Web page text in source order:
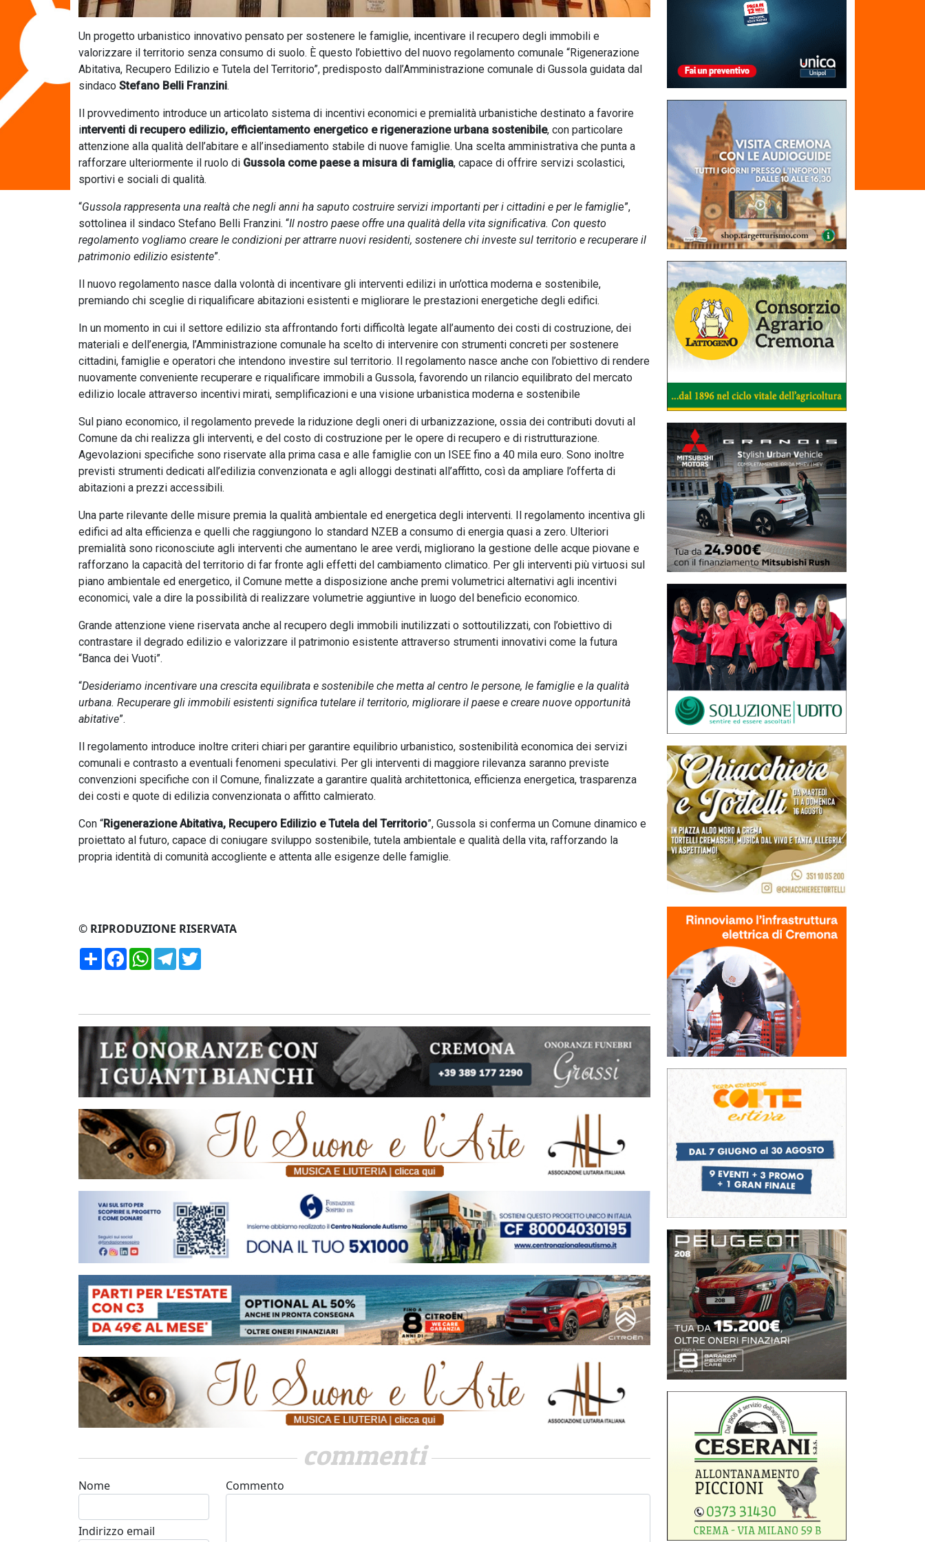
Un progetto urbanistico innovativo pensato per sostenere le famiglie, incentivare il recupero degli immobili e
valorizzare il territorio senza consumo di suolo. È questo l’obiettivo del nuovo regolamento comunale “Rigenerazione
Abitativa, Recupero Edilizio e Tutela del Territorio”, predisposto dall’Amministrazione comunale di Gussola guidata dal
sindaco Stefano Belli Franzini.
Il provvedimento introduce un articolato sistema di incentivi economici e premialità urbanistiche destinato a favorire
interventi di recupero edilizio, efficientamento energetico e rigenerazione urbana sostenibile, con particolare
attenzione alla qualità dell’abitare e all’insediamento stabile di nuove famiglie. Una scelta amministrativa che punta a
rafforzare ulteriormente il ruolo di Gussola come paese a misura di famiglia, capace di offrire servizi scolastici,
sportivi e sociali di qualità.
“Gussola rappresenta una realtà che negli anni ha saputo costruire servizi importanti per i cittadini e per le famiglie”,
sottolinea il sindaco Stefano Belli Franzini. “Il nostro paese offre una qualità della vita significativa. Con questo
regolamento vogliamo creare le condizioni per attrarre nuovi residenti, sostenere chi investe sul territorio e recuperare il
patrimonio edilizio esistente”.
Il nuovo regolamento nasce dalla volontà di incentivare gli interventi edilizi in un’ottica moderna e sostenibile,
premiando chi sceglie di riqualificare abitazioni esistenti e migliorare le prestazioni energetiche degli edifici.
In un momento in cui il settore edilizio sta affrontando forti difficoltà legate all’aumento dei costi di costruzione, dei
materiali e dell’energia, l’Amministrazione comunale ha scelto di intervenire con strumenti concreti per sostenere
cittadini, famiglie e operatori che intendono investire sul territorio. Il regolamento nasce anche con l’obiettivo di rendere
nuovamente conveniente recuperare e riqualificare immobili a Gussola, favorendo un rilancio equilibrato del mercato
edilizio locale attraverso incentivi mirati, semplificazioni e una visione urbanistica moderna e sostenibile
Sul piano economico, il regolamento prevede la riduzione degli oneri di urbanizzazione, ossia dei contributi dovuti al
Comune da chi realizza gli interventi, e del costo di costruzione per le opere di recupero e di ristrutturazione.
Agevolazioni specifiche sono riservate alla prima casa e alle famiglie con un ISEE fino a 40 mila euro. Sono inoltre
previsti strumenti dedicati all’edilizia convenzionata e agli alloggi destinati all’affitto, così da ampliare l’offerta di
abitazioni a prezzi accessibili.
Una parte rilevante delle misure premia la qualità ambientale ed energetica degli interventi. Il regolamento incentiva gli
edifici ad alta efficienza e quelli che raggiungono lo standard NZEB a consumo di energia quasi a zero. Ulteriori
premialità sono riconosciute agli interventi che aumentano le aree verdi, migliorano la gestione delle acque piovane e
rafforzano la capacità del territorio di far fronte agli effetti del cambiamento climatico. Per gli interventi più virtuosi sul
piano ambientale ed energetico, il Comune mette a disposizione anche premi volumetrici alternativi agli incentivi
economici, vale a dire la possibilità di realizzare volumetrie aggiuntive in luogo del beneficio economico.
Grande attenzione viene riservata anche al recupero degli immobili inutilizzati o sottoutilizzati, con l’obiettivo di
contrastare il degrado edilizio e valorizzare il patrimonio esistente attraverso strumenti innovativi come la futura
“Banca dei Vuoti”.
“Desideriamo incentivare una crescita equilibrata e sostenibile che metta al centro le persone, le famiglie e la qualità
urbana. Recuperare gli immobili esistenti significa tutelare il territorio, migliorare il paese e creare nuove opportunità
abitative”.
Il regolamento introduce inoltre criteri chiari per garantire equilibrio urbanistico, sostenibilità economica dei servizi
comunali e contrasto a eventuali fenomeni speculativi. Per gli interventi di maggiore rilevanza saranno previste
convenzioni specifiche con il Comune, finalizzate a garantire qualità architettonica, efficienza energetica, trasparenza
dei costi e quote di edilizia convenzionata o affitto calmierato.
Con “Rigenerazione Abitativa, Recupero Edilizio e Tutela del Territorio”, Gussola si conferma un Comune dinamico e
proiettato al futuro, capace di coniugare sviluppo sostenibile, tutela ambientale e qualità della vita, rafforzando la
propria identità di comunità accogliente e attenta alle esigenze delle famiglie.
© RIPRODUZIONE RISERVATA
CondividiFacebookWhatsApp
Telegram
commenti
Nome
Indirizzo email
Commento